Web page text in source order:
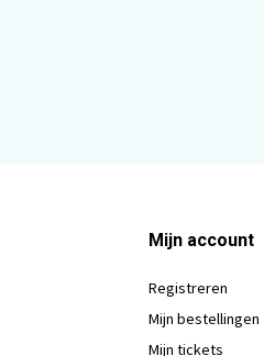
Mijn account
Registreren
Mijn bestellingen
Mijn tickets